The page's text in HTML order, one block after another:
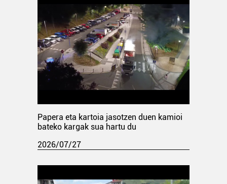
Papera eta kartoia jasotzen duen kamioi
bateko kargak sua hartu du
2026/07/27